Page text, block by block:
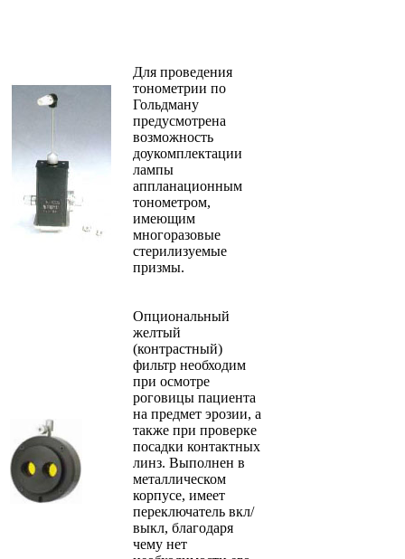
Для проведения
тонометрии по
Гольдману
предусмотрена
возможность
доукомплектации
лампы
аппланационным
тонометром,
имеющим
многоразовые
стерилизуемые
призмы.
Опциональный
желтый
(контрастный)
фильтр необходим
при осмотре
роговицы пациента
на предмет эрозии, а
также при проверке
посадки контактных
линз. Выполнен в
металлическом
корпусе, имеет
переключатель вкл/
выкл, благодаря
чему нет